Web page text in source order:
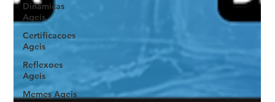
Dinamicas
Ageis
Certificacoes
Ageis
Reflexoes
Ageis
Memes Ageis